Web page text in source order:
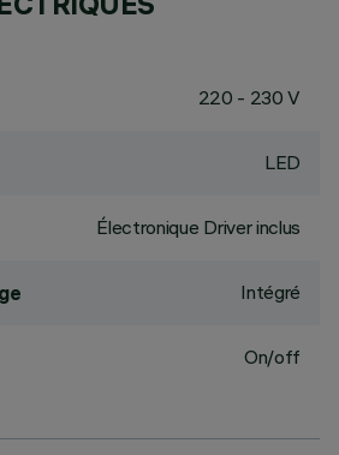
220 - 230 V
LED
Électronique Driver inclus
Intégré
On/off